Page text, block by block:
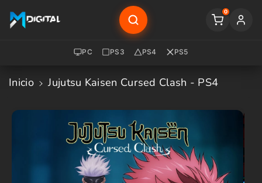
Contenido
0
PC PS3 PS4 PS5
Inicio Jujutsu Kaisen Cursed Clash - PS4
Saltar A
Informació